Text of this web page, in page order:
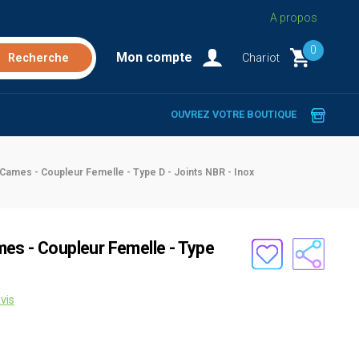
A propos
Mon compte Chariot
0
OUVREZ VOTRE BOUTIQUE
- Coupleur Femelle - Type D - Joints NBR - Inox
- Coupleur Femelle - Type